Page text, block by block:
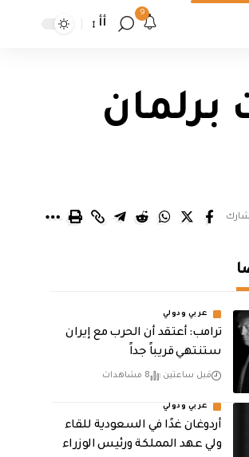
9
أأ
شارك
عربي ودولي
‏ترامب: أعتقد أن الحرب مع إيران
ستنتهي قريباً جداً
قبل ساعتين 8 مشاهدات
عربي ودولي
أردوغان غدًا في السعودية للقاء
ولي عهد المملكة ورئيس الوزراء